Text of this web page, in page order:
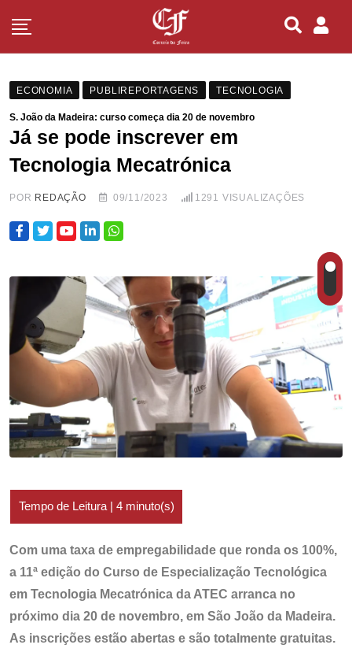
ECONOMIA PUBLIREPORTAGENS TECNOLOGIA
S. João da Madeira: curso começa dia 20 de novembro
Já se pode inscrever em
Tecnologia Mecatrónica
POR REDAÇÃO 09/11/2023 1291 VISUALIZAÇÕES
Com uma taxa de empregabilidade que ronda os 100%,
a 11ª edição do Curso de Especialização Tecnológica
em Tecnologia Mecatrónica da ATEC arranca no
próximo dia 20 de novembro, em São João da Madeira.
As inscrições estão abertas e são totalmente gratuitas.